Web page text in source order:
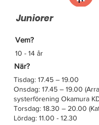
Juniorer
Vem?
10 - 14 år
När?
Tisdag: 17.45 – 19.00
Onsdag: 17.45 – 19.00
systerförening Okamura
Torsdag: 18.30 – 20.00
Lördag: 11.00 - 12.30